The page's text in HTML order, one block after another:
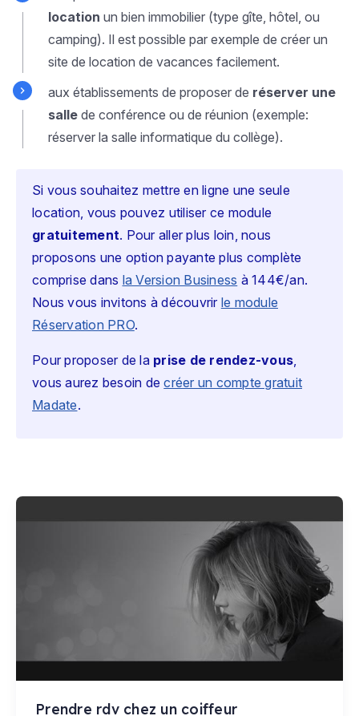
location un bien immobilier (type gîte, hôtel, ou
camping). Il est possible par exemple de créer un
site de location de vacances facilement.
aux établissements de proposer de réserver une
salle de conférence ou de réunion (exemple:
réserver la salle informatique du collège).
Si vous souhaitez mettre en ligne une seule
location, vous pouvez utiliser ce module
gratuitement. Pour aller plus loin, nous
proposons une option payante plus complète
comprise dans la Version Business à 144€/an.
Nous vous invitons à découvrir le module
Réservation PRO.
Pour proposer de la prise de rendez-vous,
vous aurez besoin decréer un compte gratuit
Madate.
Prendre rdv chez un coiffeur